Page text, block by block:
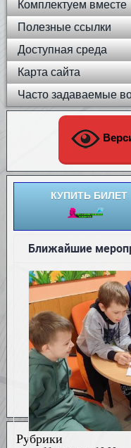
Комплектуем вместе
Полезные ссылки
Доступная среда
Карта сайта
Часто задаваемые
КУПИТЬ БИЛЕТ
Рубрики